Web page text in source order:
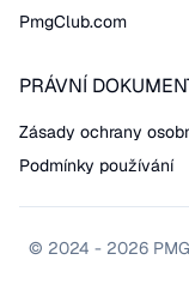
PmgClub.com
PRÁVNÍ
Zásady ochrany
Podmínky používání
© 2024 - 2026 PMG